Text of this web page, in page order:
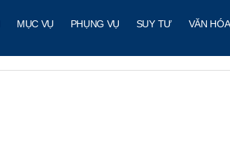
MỤC VỤ PHỤNG VỤ SUY TƯ VĂN HÓA